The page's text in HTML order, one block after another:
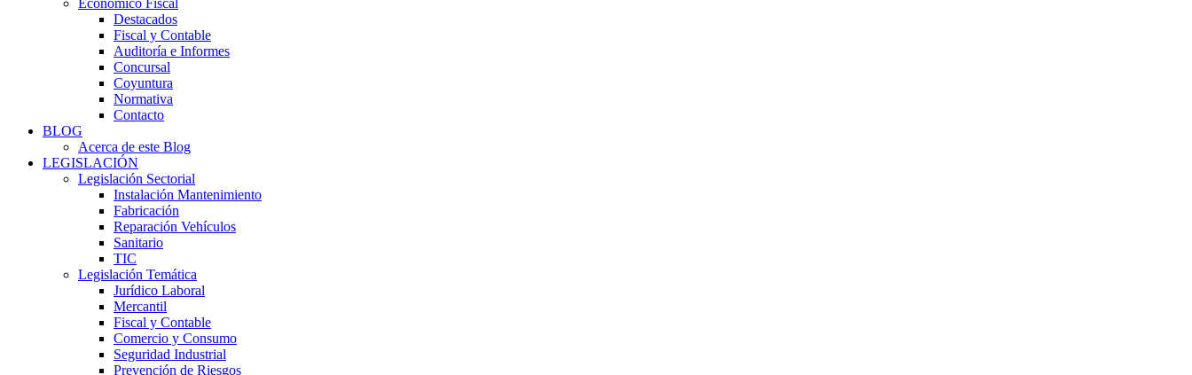
Económico Fiscal
Destacados
Fiscal y Contable
Auditoría e Informes
Concursal
Coyuntura
Normativa
Contacto
BLOG
Acerca de este Blog
LEGISLACIÓN
Legislación Sectorial
Instalación Mantenimiento
Fabricación
Reparación Vehículos
Sanitario
TIC
Legislación Temática
Jurídico Laboral
Mercantil
Fiscal y Contable
Comercio y Consumo
Seguridad Industrial
Prevención de Riesgos